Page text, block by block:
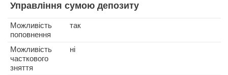
Управління сумою депозиту
Можливість
поповнення
так
Можливість
часткового
зняття
ні